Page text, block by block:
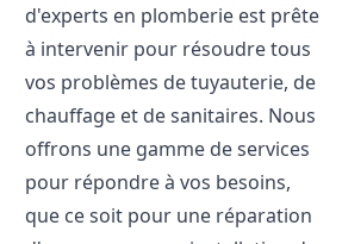
d'experts en plomberie est prête
à intervenir pour résoudre tous
vos problèmes de tuyauterie, de
chauffage et de sanitaires. Nous
offrons une gamme de services
pour répondre à vos besoins,
que ce soit pour une réparation